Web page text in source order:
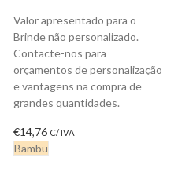
Valor apresentado para o
Brinde não personalizado.
Contacte-nos para
orçamentos de personalização
e vantagens na compra de
grandes quantidades.
€14,76 C/ IVA
Bambu